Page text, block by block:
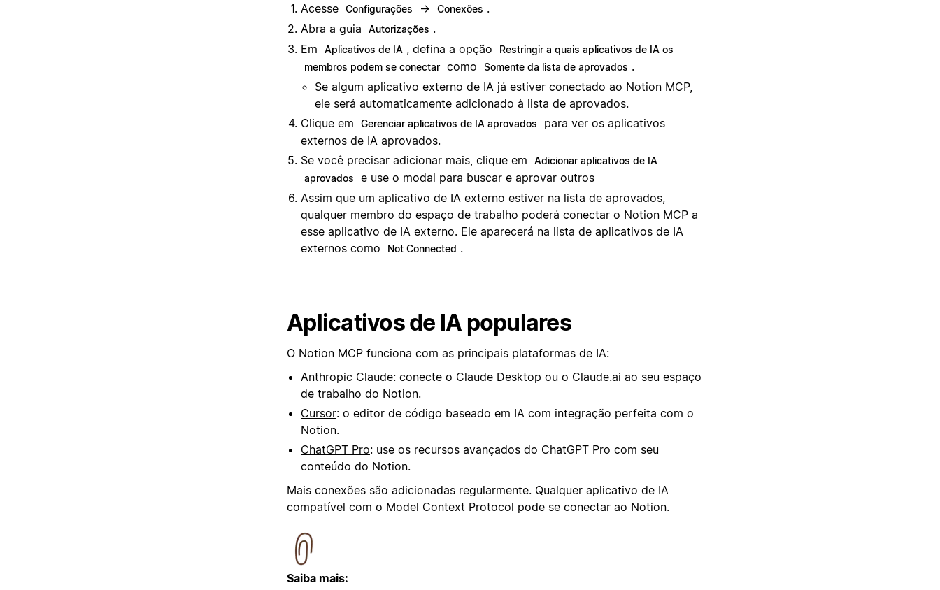
Acesse Configurações → Conexões .
Abra a guia
Autorizações .
Em
Aplicativos de IA , defina a opção
Restringir a quais aplicativos de IA os
membros podem se conectar como Somente da lista de aprovados .
Se algum aplicativo externo de IA já estiver conectado ao Notion MCP,
ele será automaticamente adicionado à lista de aprovados.
Clique em
Gerenciar aplicativos de IA aprovados
para ver os aplicativos
externos de IA aprovados.
Se você precisar adicionar mais, clique em
Adicionar aplicativos de IA
aprovados
e use o modal para buscar e aprovar outros
Assim que um aplicativo de IA externo estiver na lista de aprovados,
qualquer membro do espaço de trabalho poderá conectar o Notion MCP a
esse aplicativo de IA externo. Ele aparecerá na lista de aplicativos de IA
externos como
Not Connected .
Aplicativos de IA populares
O Notion MCP funciona com as principais plataformas de IA:
Anthropic Claude: conecte o Claude Desktop ou o Claude.ai ao seu espaço
de trabalho do Notion.
Cursor: o editor de código baseado em IA com integração perfeita com o
Notion.
ChatGPT Pro: use os recursos avançados do ChatGPT Pro com seu
conteúdo do Notion.
Mais conexões são adicionadas regularmente. Qualquer aplicativo de IA
compatível com o Model Context Protocol pode se conectar ao Notion.
Saiba mais: